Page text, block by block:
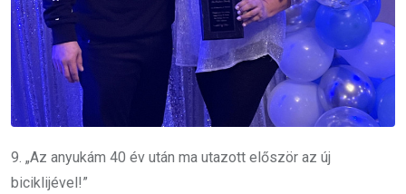
9. „Az anyukám 40 év után ma utazott először az új
biciklijével!”